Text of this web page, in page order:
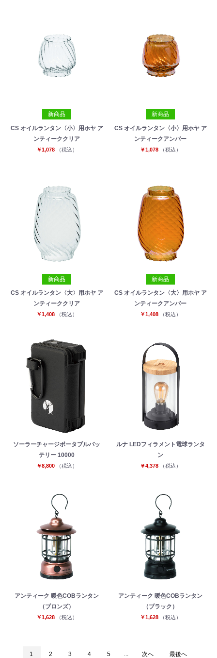
新商品
CS オイルランタン〈小〉用ホヤ ア
ンティーククリア
￥1,078 （税込）
新商品
CS オイルランタン〈小〉用ホヤ ア
ンティークアンバー
￥1,078 （税込）
新商品
CS オイルランタン〈大〉用ホヤ ア
ンティーククリア
￥1,408 （税込）
新商品
CS オイルランタン〈大〉用ホヤ ア
ンティークアンバー
￥1,408 （税込）
ソーラーチャージポータブルバッ
テリー 10000
￥8,800 （税込）
ルナ LEDフィラメント電球ランタ
ン
￥4,378 （税込）
アンティーク 暖色COBランタン
（ブロンズ）
￥1,628 （税込）
アンティーク 暖色COBランタン
（ブラック）
￥1,628 （税込）
お買い物を続ける カートへ進む
1 2 3 4 5 次へ 最後へ